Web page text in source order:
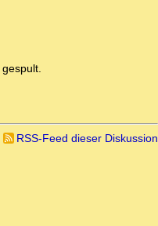
RSS-Feed dieser Diskussion